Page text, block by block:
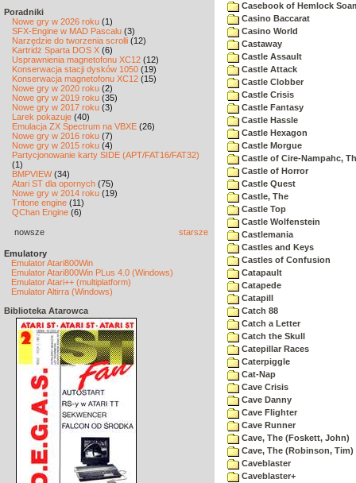
Poradniki
Nowe gry w 2026 roku (1)
SFX-Engine w MAD Pascalu (3)
Narzędzie do tworzenia scrolli (12)
Kartridż Sparta DOS X (6)
Usprawnienia magnetofonu XC12 (12)
Konserwacja stacji dysków 1050 (19)
Konserwacja magnetofonu XC12 (15)
Nowe gry w 2020 roku (2)
Nowe gry w 2019 roku (35)
Nowe gry w 2017 roku (3)
Larek pokazuje (40)
Emulacja ZX Spectrum na VBXE (26)
Nowe gry w 2016 roku (7)
Nowe gry w 2015 roku (4)
Partycjonowanie karty SIDE (APT/FAT16/FAT32)
(1)
BMPVIEW(34)
Atari ST dla opornych (75)
Nowe gry w 2014 roku (19)
Tritone engine (11)
QChan Engine (6)
nowsze starsze
Emulatory
Emulator Atari800Win
Emulator Atari800Win PLus 4.0 (Windows)
Emulator Atari++ (multiplatform)
Emulator Altirra (Windows)
Biblioteka Atarowca
Casebook of Hemlock
Casino Baccarat
Casino World
Castaway
Castle Assault
Castle Attack
Castle Clobber
Castle Crisis
Castle Fantasy
Castle Hassle
Castle Hexagon
Castle Morgue
Castle of Cire-Nampahc,
Castle of Horror
Castle Quest
Castle, The
Castle Top
Castle Wolfenstein
Castlemania
Castles and Keys
Castles of Confusion
Catapault
Catapede
Catapill
Catch 88
Catch a Letter
Catch the Skull
Catepillar Races
Caterpiggle
Cat-Nap
Cave Crisis
Cave Danny
Cave Flighter
Cave Runner
Cave, The (Foskett, John)
Cave, The (Robinson, Tim)
Caveblaster
Caveblaster+